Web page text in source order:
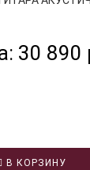
30 890
В КОРЗИНУ